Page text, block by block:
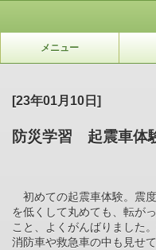
メニュー
[23年01月10日]
防災学習 起震車体
初めての起震車体験。震
を低くして丸めても、転が
こと、よくがんばりました
消防車や救急車の中も見せ